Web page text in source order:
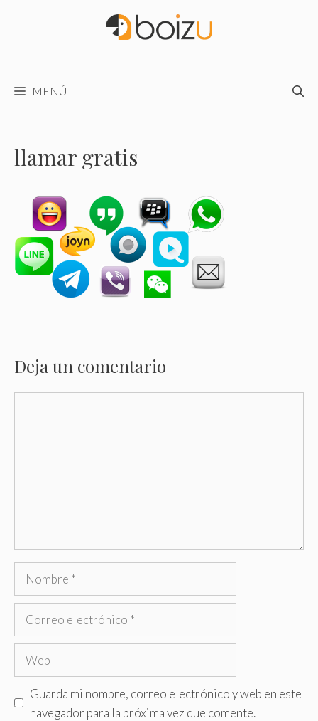
MENÚ
llamar gratis
Deja un comentario
Nombre
Correo
Web
Guarda mi nombre, correo electrónico y web en este
navegador para la próxima vez que comente.